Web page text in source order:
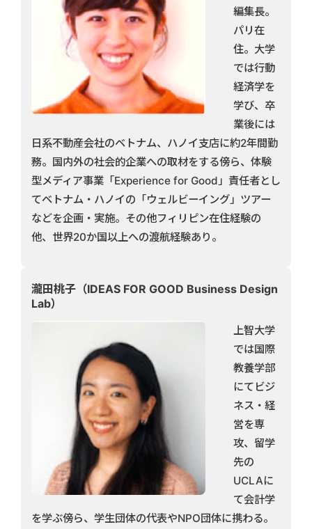
編集長。
パリ在
住。大学
では行動
経済学を
学び、卒
業後には
日系不動産会社のベトナム、ハノイ支店に約2年間勤
務。国内外の社会的企業への取材をする傍ら、体験
型メディア事業「Experience for Good」責任者とし
てベトナム・ハノイの「ウェルビーイング」ツアー
などを企画・実施。その他フィリピン在住経験の
他、世界20か国以上への渡航経験あり。
瀧田桃子（IDEAS FOR GOOD Business Design
Lab）
上智大学
では国際
教養学部
にてビジ
ネス・経
営を専
攻、留学
先の
UCLAに
て会計学
を学ぶ傍ら、学生団体の代表やNPO団体に携わる。